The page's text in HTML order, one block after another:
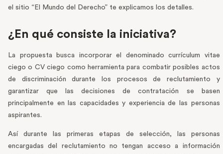
el sitio “El Mundo del Derecho” te explicamos los detalles.
¿En qué consiste la iniciativa?
La propuesta busca incorporar el denominado currículum vitae
ciego o CV ciego como herramienta para combatir posibles actos
de discriminación durante los procesos de reclutamiento y
garantizar que las decisiones de contratación se basen
principalmente en las capacidades y experiencia de las personas
aspirantes.
Así durante las primeras etapas de selección, las personas
encargadas del reclutamiento no tengan acceso a información